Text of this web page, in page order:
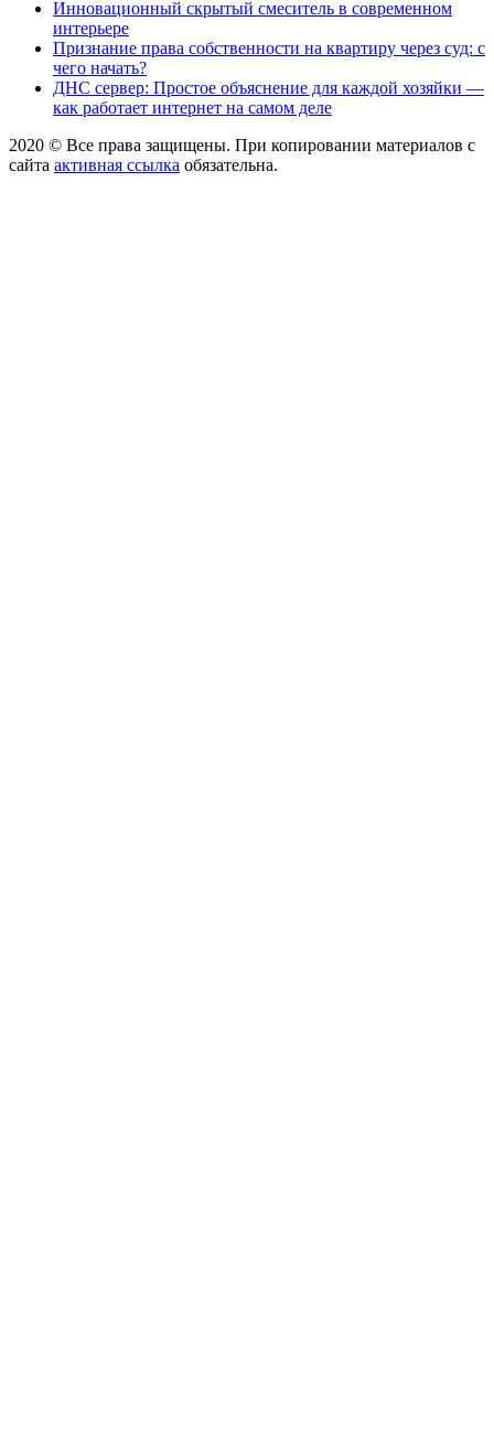
Инновационный скрытый смеситель в современном
интерьере
Признание права собственности на квартиру через суд: с
чего начать?
ДНС сервер: Простое объяснение для каждой хозяйки —
как работает интернет на самом деле
2020 © Все права защищены. При копировании материалов с
сайта активная ссылка обязательна.